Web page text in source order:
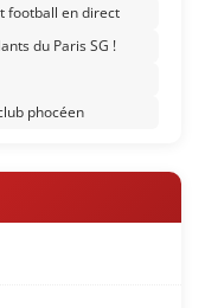
football en direct
du Paris SG !
phocéen